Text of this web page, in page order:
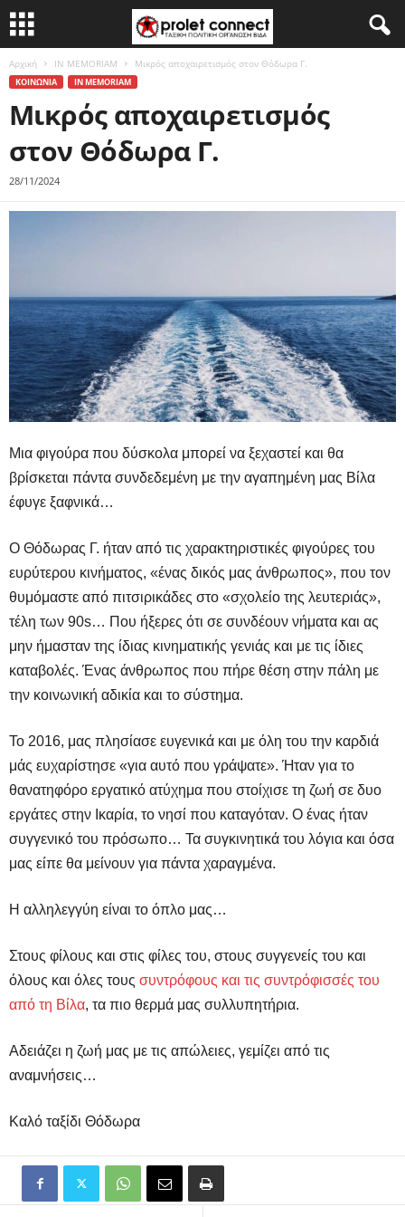
Αρχική IN MEMORIAM Μικρός αποχαιρετισμός στον Θόδωρα Γ.
ΚΟΙΝΩΝΙΑ IN MEMORIAM
Μικρός αποχαιρετισμός
στον Θόδωρα Γ.
28/11/2024
Μια φιγούρα που δύσκολα μπορεί να ξεχαστεί και θα
βρίσκεται πάντα συνδεδεμένη με την αγαπημένη μας Βίλα
έφυγε ξαφνικά…
Ο Θόδωρας Γ. ήταν από τις χαρακτηριστικές φιγούρες του
ευρύτερου κινήματος, «ένας δικός μας άνθρωπος», που τον
θυμόμαστε από πιτσιρικάδες στο «σχολείο της λευτεριάς»,
τέλη των 90s… Που ήξερες ότι σε συνδέουν νήματα και ας
μην ήμασταν της ίδιας κινηματικής γενιάς και με τις ίδιες
καταβολές. Ένας άνθρωπος που πήρε θέση στην πάλη με
την κοινωνική αδικία και το σύστημα.
Το 2016, μας πλησίασε ευγενικά και με όλη του την καρδιά
μάς ευχαρίστησε «για αυτό που γράψατε». Ήταν για το
θανατηφόρο εργατικό ατύχημα που στοίχισε τη ζωή σε δυο
εργάτες στην Ικαρία, το νησί που καταγόταν. Ο ένας ήταν
συγγενικό του πρόσωπο… Τα συγκινητικά του λόγια και όσα
μας είπε θα μείνουν για πάντα χαραγμένα.
Η αλληλεγγύη είναι το όπλο μας…
Στους φίλους και στις φίλες του, στους συγγενείς του και
όλους και όλες τους συντρόφους και τις συντρόφισσές του
από τη Βίλα, τα πιο θερμά μας συλλυπητήρια.
Αδειάζει η ζωή μας με τις απώλειες, γεμίζει από τις
αναμνήσεις…
Καλό ταξίδι Θόδωρα